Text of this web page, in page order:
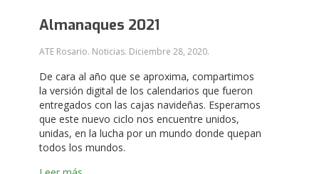
Almanaques 2021
ATE Rosario. Noticias. Diciembre 28, 2020.
De cara al año que se aproxima, compartimos
la versión digital de los calendarios que fueron
entregados con las cajas navideñas. Esperamos
que este nuevo ciclo nos encuentre unidos,
unidas, en la lucha por un mundo donde quepan
todos los mundos.